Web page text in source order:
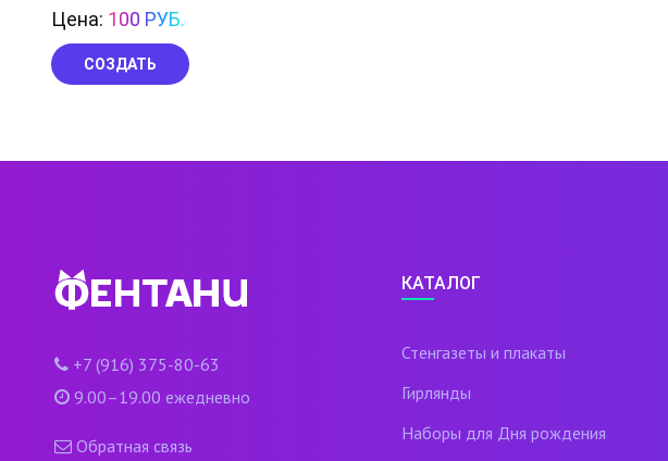
Цена: 100 РУБ.
СОЗДАТЬ
+7 (916) 375-80-63
9.00–19.00 ежедневно
Обратная связь
КАТАЛОГ
Стенгазеты и плакаты
Гирлянды
Наборы для Дня рождения